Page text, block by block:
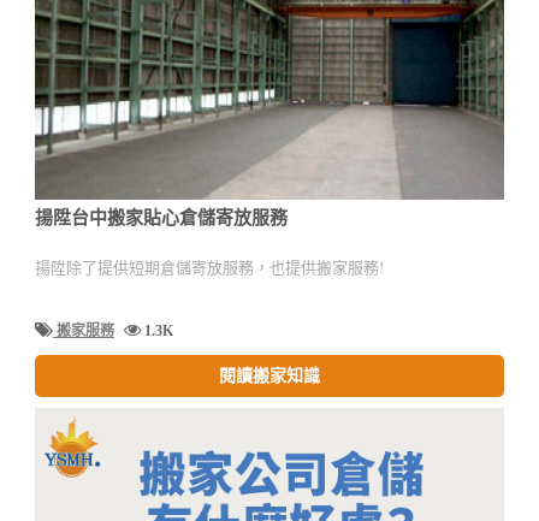
揚陞台中搬家貼心倉儲寄放服務
揚陞除了提供短期倉儲寄放服務，也提供搬家服務!
搬家服務 1.3K
閱讀搬家知識